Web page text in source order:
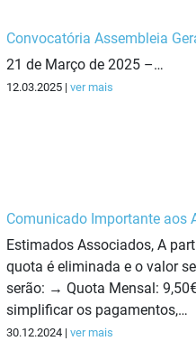
Convocatória Assembleia
21 de Março de 2025 –…
12.03.2025 | ver mais
Comunicado Importante aos
Estimados Associados, A
quota é eliminada e o valor
serão: → Quota Mensal:
simplificar os pagamentos,…
30.12.2024 | ver mais